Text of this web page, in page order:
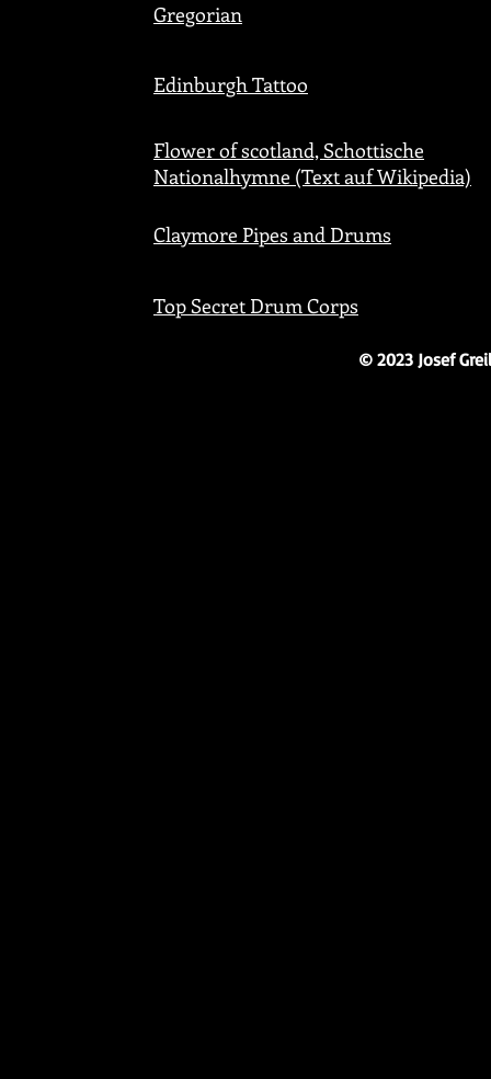
Gregorian
Edinburgh Tattoo
Flower of scotland, Schottische
Nationalhymne (Text auf Wikipedia)
Claymore Pipes and Drums
Top Secret Drum Corps
© 2023 Josef Greil